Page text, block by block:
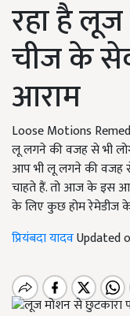
रहा है
चीज के
आराम
Loose Motions
लू लगने की वजह से भी
आप भी लू लगने की वजह
चाहते हैं. तो आज के इस
के लिए कुछ होम रेमेडीज के
प्रियंबदा यादवUpdated